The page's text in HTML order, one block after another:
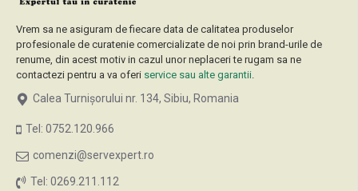
Vrem sa ne asiguram de fiecare data de calitatea produselor
profesionale de curatenie comercializate de noi prin brand-urile de
renume, din acest motiv in cazul unor neplaceri te rugam sa ne
contactezi pentru a va oferi service sau alte garantii.
Calea Turnișorului nr. 134, Sibiu, Romania
Tel: 0752.120.966
comenzi@servexpert.ro
Tel: 0269.211.112